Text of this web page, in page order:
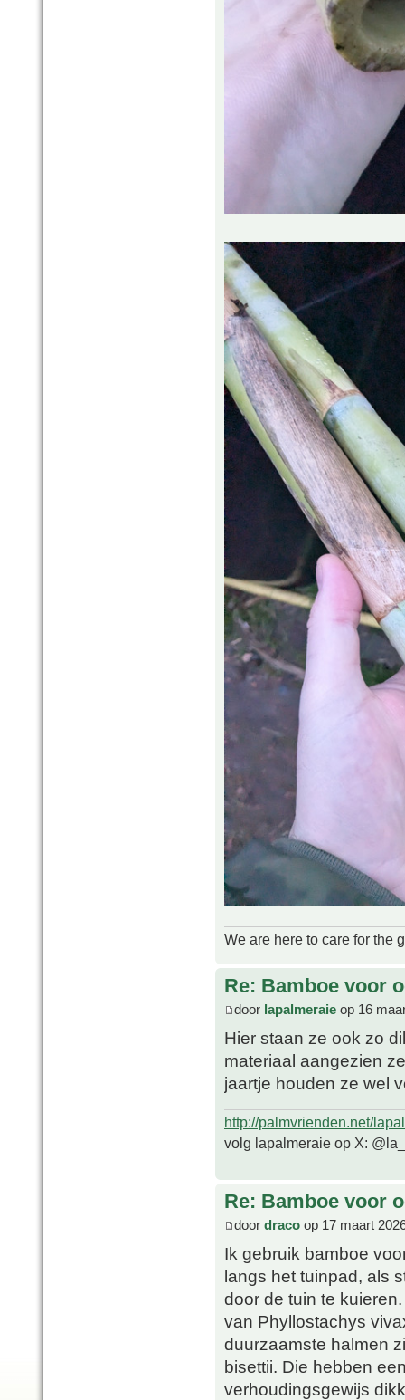
We are here to care for the
Re: Bamboe voor
door lapalmeraie op 16
Hier staan ze ook zo
materiaal aangezien
jaartje houden ze wel
http://palmvrienden.net/
volg lapalmeraie op X:
Re: Bamboe voor
door draco op 17 maart
Ik gebruik bamboe
langs het tuinpad, als
door de tuin te
van Phyllostachys
duurzaamste halmen
bisettii. Die hebben
verhoudingsgewijs